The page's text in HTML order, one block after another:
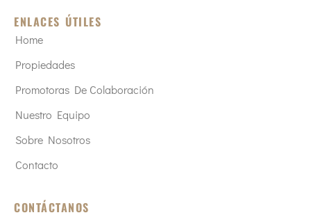
ENLACES ÚTILES
Home
Propiedades
Promotoras De Colaboración
Nuestro Equipo
Sobre Nosotros
Contacto
CONTÁCTANOS